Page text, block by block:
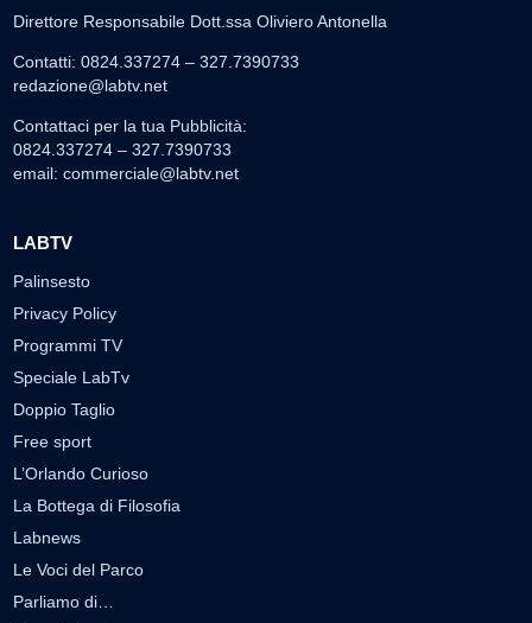
Direttore Responsabile Dott.ssa Oliviero Antonella
Contatti: 0824.337274 – 327.7390733
redazione@labtv.net
Contattaci per la tua Pubblicità:
0824.337274 – 327.7390733
email: commerciale@labtv.net
LABTV
Palinsesto
Privacy Policy
Programmi TV
Speciale LabTv
Doppio Taglio
Free sport
L’Orlando Curioso
La Bottega di Filosofia
Labnews
Le Voci del Parco
Parliamo di…